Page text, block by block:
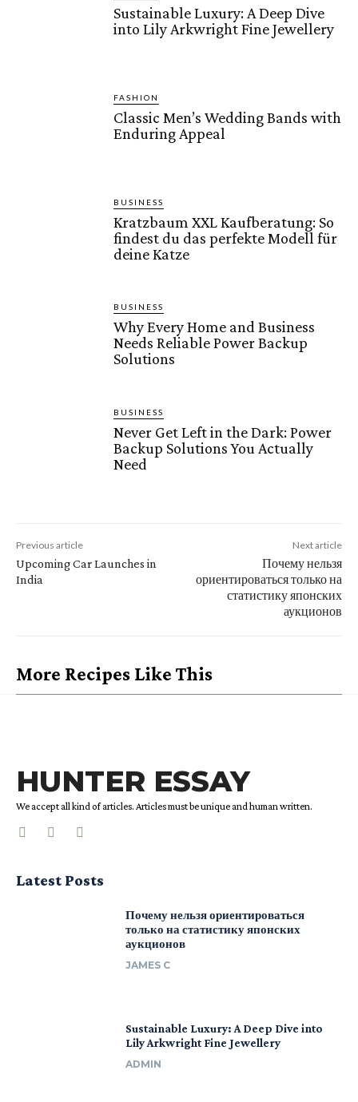
Sustainable Luxury: A Deep Dive
into Lily Arkwright Fine Jewellery
FASHION
Classic Men’s Wedding Bands with
Enduring Appeal
BUSINESS
Kratzbaum XXL Kaufberatung: So
findest du das perfekte Modell für
deine Katze
BUSINESS
Why Every Home and Business
Needs Reliable Power Backup
Solutions
BUSINESS
Never Get Left in the Dark: Power
Backup Solutions You Actually
Need
Previous article
Upcoming Car Launches in
India
Next article
Почему нельзя
ориентироваться только на
статистику японских
аукционов
More Recipes Like This
HUNTER ESSAY
We accept all kind of articles. Articles must be unique and human written.
Latest Posts
Почему нельзя ориентироваться
только на статистику японских
аукционов
JAMES C
Sustainable Luxury: A Deep Dive into
Lily Arkwright Fine Jewellery
ADMIN